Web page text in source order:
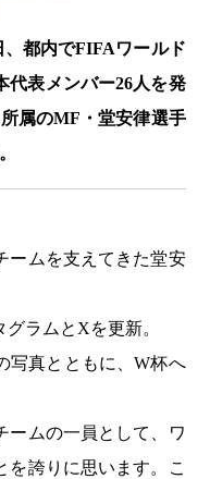
、都内でFIFAワールド
代表メンバー26人を発
属のMF・堂安律選手
ームを支えてきた堂安
ラムとXを更新。
写真とともに、W杯へ
ームの一員として、ワ
を誇りに思います。こ